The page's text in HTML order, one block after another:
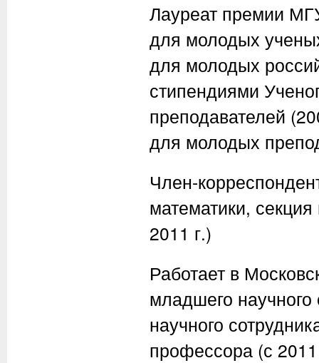
Лауреат премии
для молодых
для молодых
стипендиями
преподавателей
для молодых
Член-
математики,
2011 г.)
Работает в
младшего
научного
профессора (с